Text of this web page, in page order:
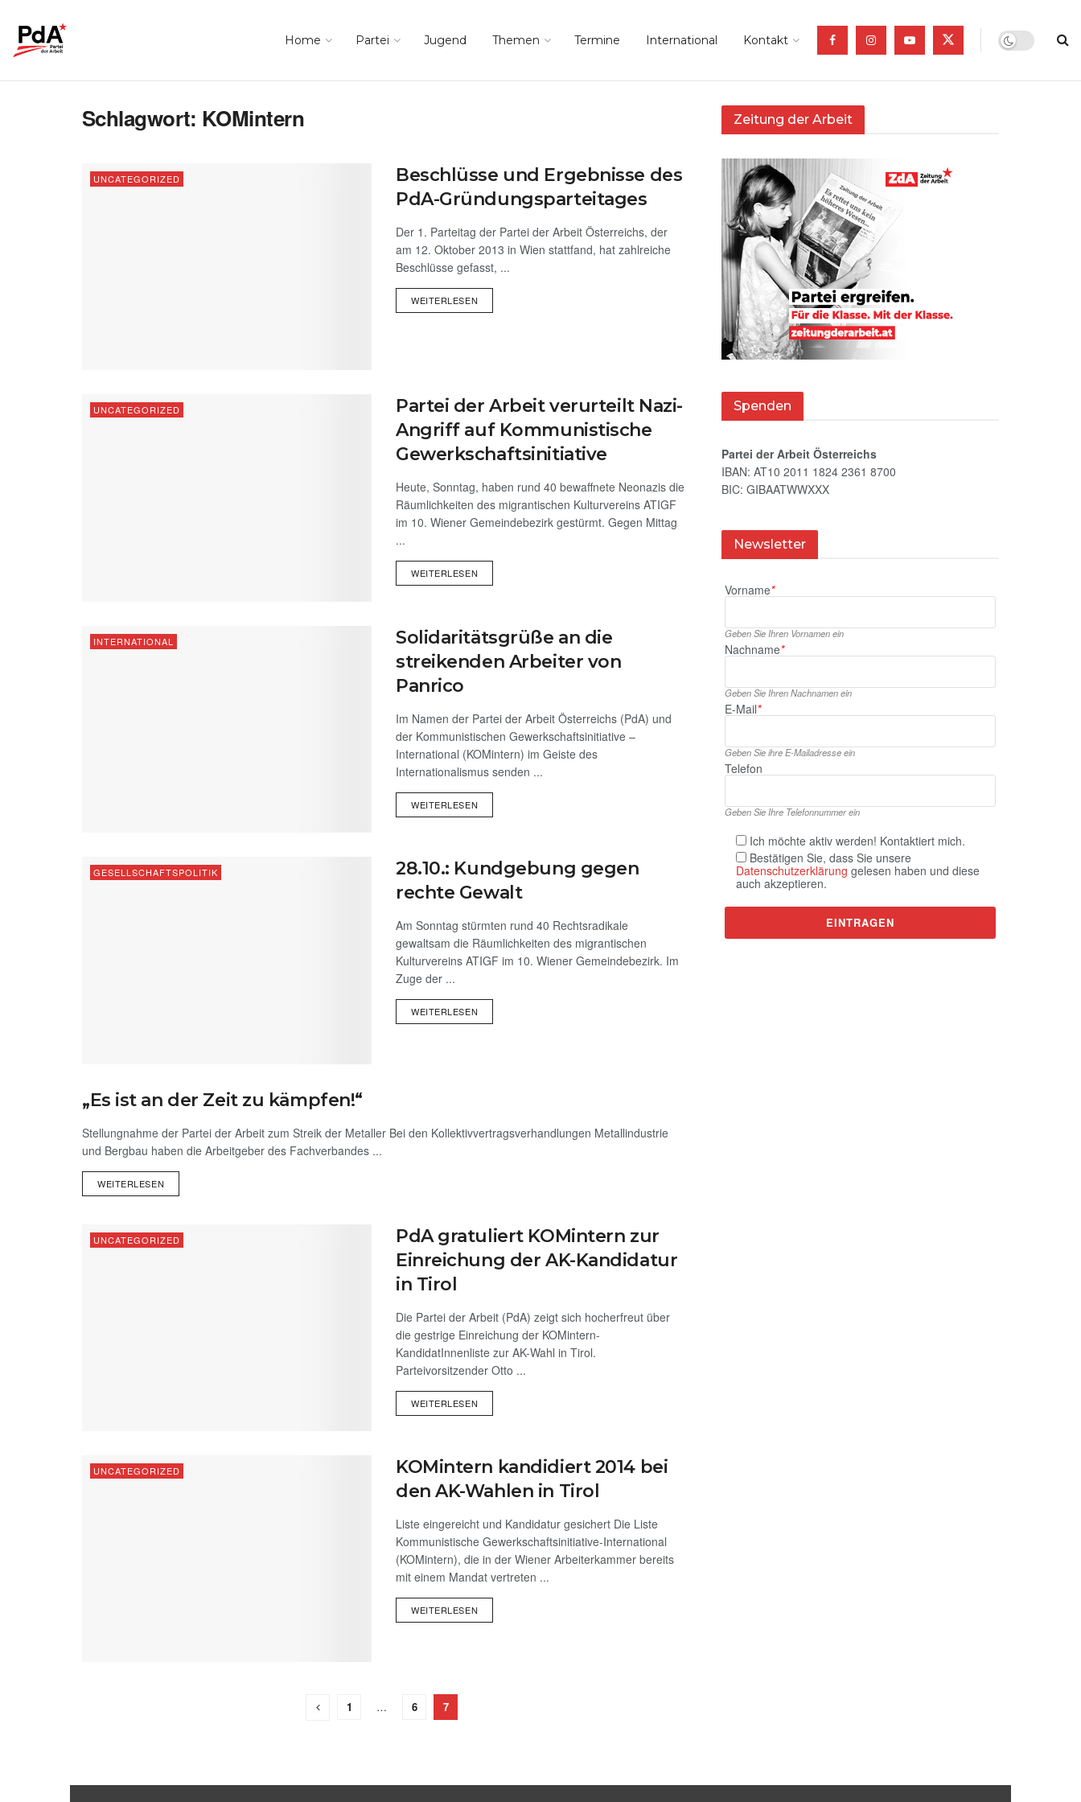
Home Partei Jugend Themen Termine International Kontakt
Schlagwort: KOMintern
UNCATEGORIZED
Beschlüsse und Ergebnisse des
PdA-Gründungsparteitages
Der 1. Parteitag der Partei der Arbeit Österreichs, der
am 12. Oktober 2013 in Wien stattfand, hat zahlreiche
Beschlüsse gefasst, ...
WEITERLESEN
UNCATEGORIZED
Partei der Arbeit verurteilt Nazi-
Angriff auf Kommunistische
Gewerkschaftsinitiative
Heute, Sonntag, haben rund 40 bewaffnete Neonazis die
Räumlichkeiten des migrantischen Kulturvereins ATIGF
im 10. Wiener Gemeindebezirk gestürmt. Gegen Mittag
...
WEITERLESEN
INTERNATIONAL
Solidaritätsgrüße an die
streikenden Arbeiter von
Panrico
Im Namen der Partei der Arbeit Österreichs (PdA) und
der Kommunistischen Gewerkschaftsinitiative –
International (KOMintern) im Geiste des
Internationalismus senden ...
WEITERLESEN
GESELLSCHAFTSPOLITIK
28.10.: Kundgebung gegen
rechte Gewalt
Am Sonntag stürmten rund 40 Rechtsradikale
gewaltsam die Räumlichkeiten des migrantischen
Kulturvereins ATIGF im 10. Wiener Gemeindebezirk. Im
Zuge der ...
WEITERLESEN
UNCATEGORIZED
„Es ist an der Zeit zu kämpfen!“
Stellungnahme der Partei der Arbeit zum Streik der Metaller Bei den Kollektivvertragsverhandlungen Metallindustrie
und Bergbau haben die Arbeitgeber des Fachverbandes ...
WEITERLESEN
UNCATEGORIZED
PdA gratuliert KOMintern zur
Einreichung der AK-Kandidatur
in Tirol
Die Partei der Arbeit (PdA) zeigt sich hocherfreut über
die gestrige Einreichung der KOMintern-
KandidatInnenliste zur AK-Wahl in Tirol.
Parteivorsitzender Otto ...
WEITERLESEN
UNCATEGORIZED
KOMintern kandidiert 2014 bei
den AK-Wahlen in Tirol
Liste eingereicht und Kandidatur gesichert Die Liste
Kommunistische Gewerkschaftsinitiative-International
(KOMintern), die in der Wiener Arbeiterkammer bereits
mit einem Mandat vertreten ...
WEITERLESEN
1 … 6 7
Zeitung der Arbeit
Spenden
Partei der Arbeit Österreichs
IBAN: AT10 2011 1824 2361 8700
BIC: GIBAATWWXXX
Newsletter
Vorname*
Geben Sie Ihren Vornamen ein
Nachname*
Geben Sie Ihren Nachnamen ein
E‑Mail*
Geben Sie ihre E‑Mailadresse ein
Telefon
Geben Sie Ihre Telefonnummer ein
Ich möchte aktiv werden! Kontaktiert mich.
Bestätigen Sie, dass Sie unsere
Datenschutzerklärung gelesen haben und diese
auch akzeptieren.